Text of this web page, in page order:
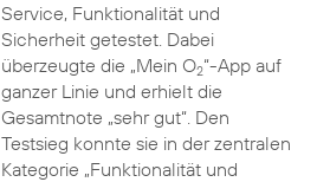
Service, Funktionalität und
Sicherheit getestet. Dabei
überzeugte die „Mein O2“-App auf
ganzer Linie und erhielt die
Gesamtnote „sehr gut“. Den
Testsieg konnte sie in der zentralen
Kategorie „Funktionalität und